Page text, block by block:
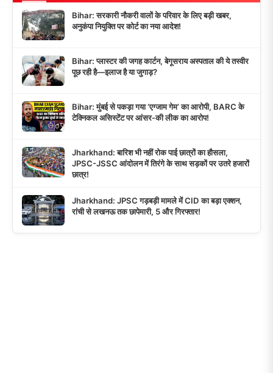
Bihar: सरकारी नौकरी वालों के परिवार के लिए बड़ी खबर,
अनुकंपा नियुक्ति पर कोर्ट का नया आदेश!
Bihar: प्लास्टर की जगह कार्टन, बेगूसराय अस्पताल की ये तस्वीर
पूछ रही है—इलाज है या जुगाड़?
Bihar: मुंबई से पकड़ा गया ‘एग्जाम गेम’ का आरोपी, BARC के
टेक्निकल असिस्टेंट पर आंसर-की लीक का आरोप!
Jharkhand: बारिश भी नहीं रोक पाई छात्रों का हौसला,
JPSC-JSSC आंदोलन में तिरंगे के साथ सड़कों पर उतरे हजारों
छात्र!
Jharkhand: JPSC गड़बड़ी मामले में CID का बड़ा एक्शन,
रांची से लखनऊ तक छापेमारी, 5 और गिरफ्तार!